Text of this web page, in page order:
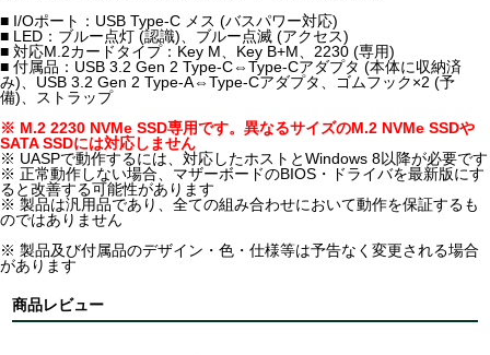
■ I/Oポート：USB Type-C メス (バスパワー対応)
■ LED：ブルー点灯 (認識)、ブルー点滅 (アクセス)
■ 対応M.2カードタイプ：Key M、Key B+M、2230 (専用)
■ 付属品：USB 3.2 Gen 2 Type-C⇔Type-Cアダプタ (本体に収納済
み)、USB 3.2 Gen 2 Type-A⇔Type-Cアダプタ、ゴムフック×2 (予
備)、ストラップ
※ M.2 2230 NVMe SSD専用です。異なるサイズのM.2 NVMe SSDや
SATA SSDには対応しません
※ UASPで動作するには、対応したホストとWindows 8以降が必要です
※ 正常動作しない場合、マザーボードのBIOS・ドライバを最新版にす
ると改善する可能性があります
※ 製品は汎用品であり、全ての組み合わせにおいて動作を保証するも
のではありません
※ 製品及び付属品のデザイン・色・仕様等は予告なく変更される場合
があります
商品レビュー